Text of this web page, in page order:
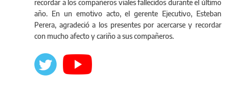
recordar a los compañeros viales fallecidos durante el último
año. En un emotivo acto, el gerente Ejecutivo, Esteban
Perera, agradeció a los presentes por acercarse y recordar
con mucho afecto y cariño a sus compañeros.